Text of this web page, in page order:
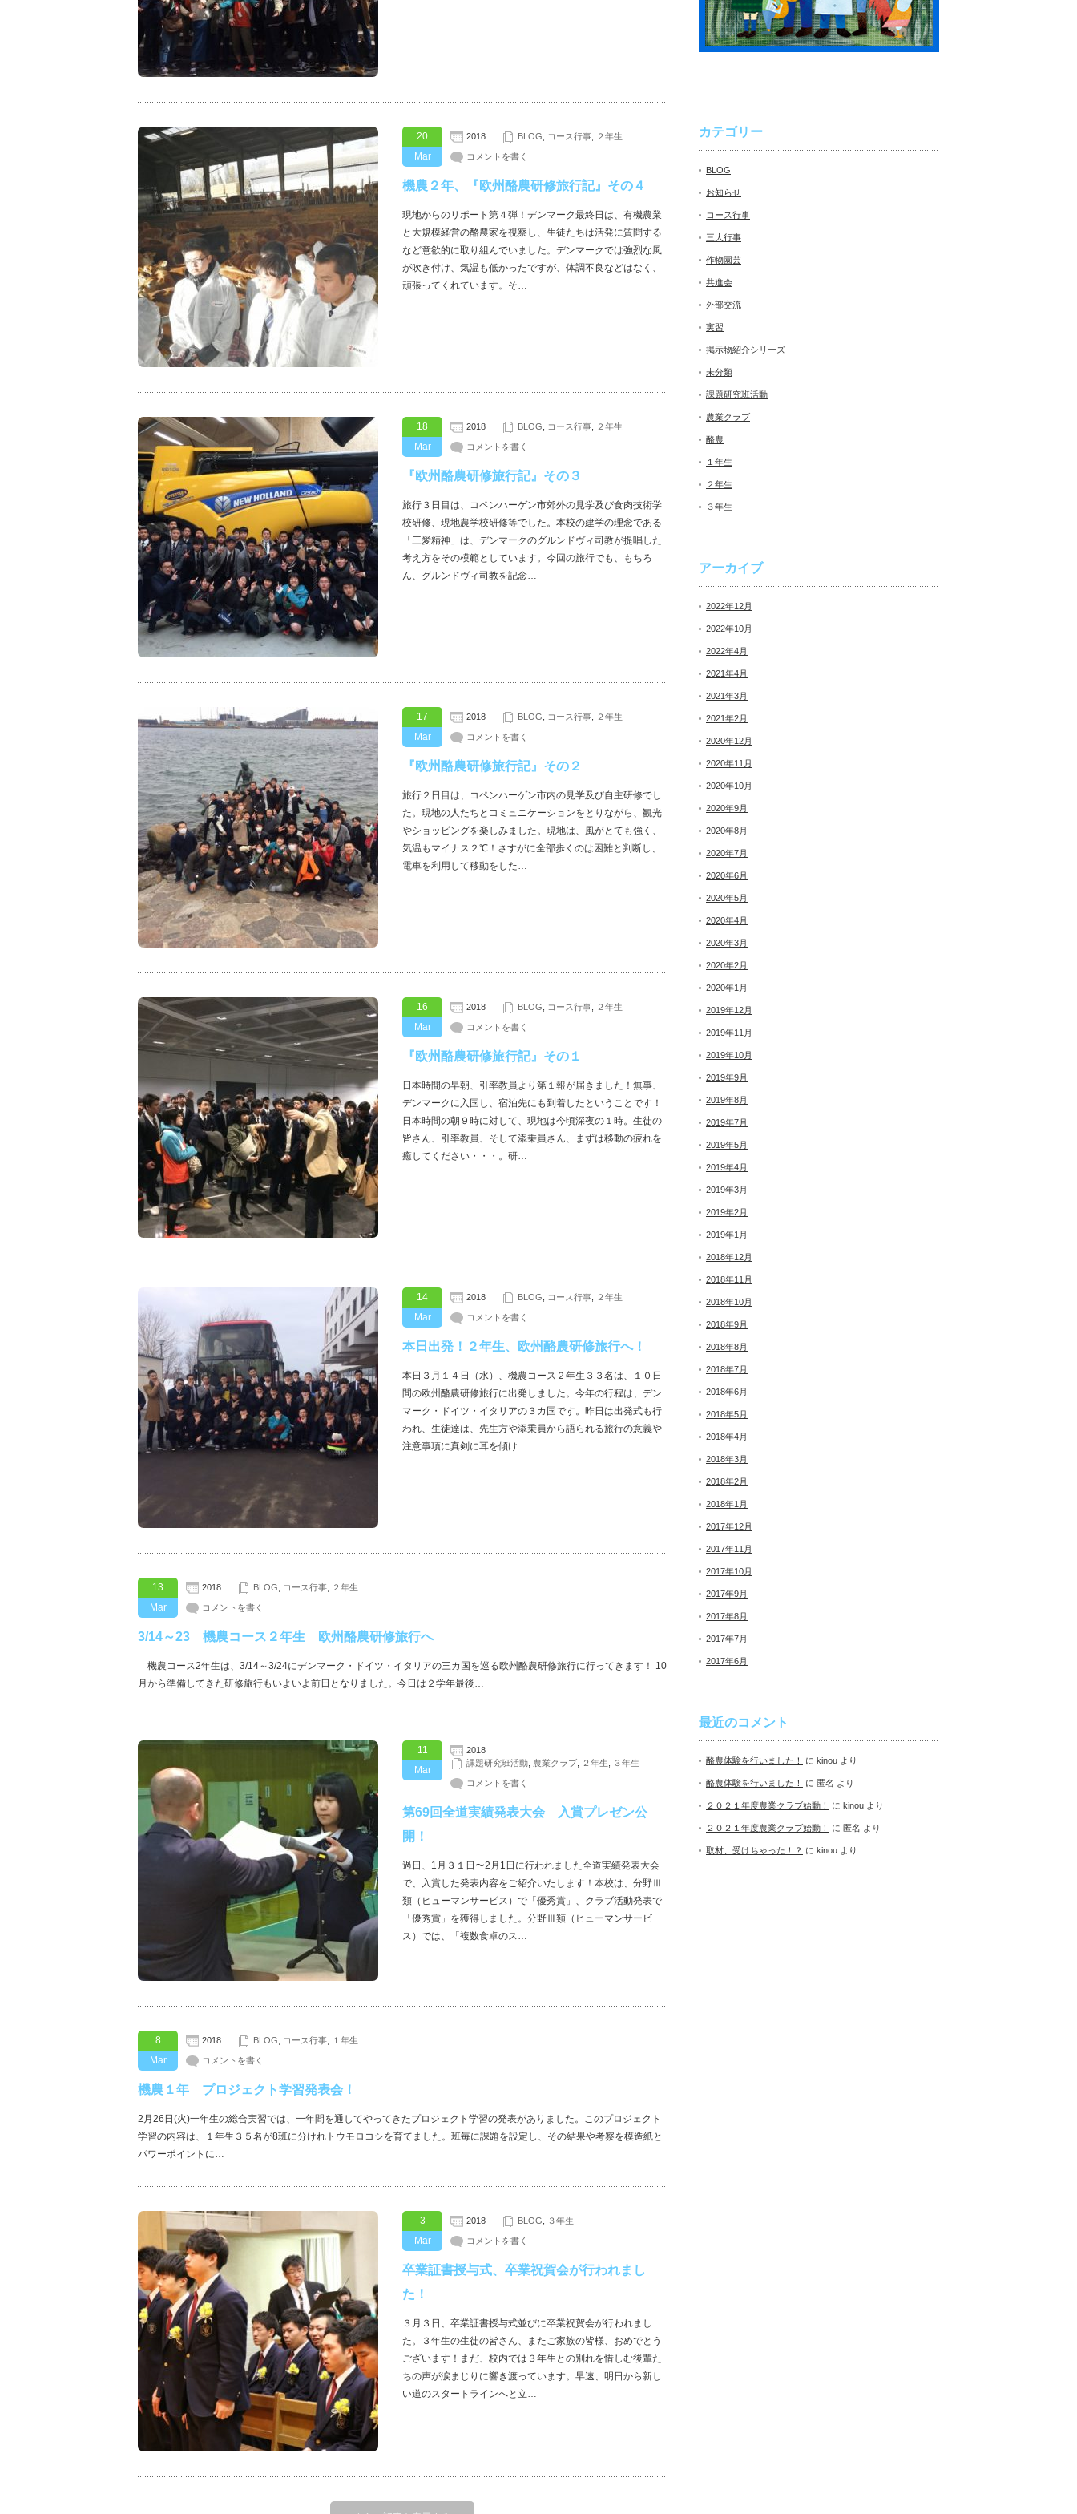
20
Mar
2018 BLOG コース行事 ２年生
コメントを書く
機農２年、『欧州酪農研修旅行記』その４
現地からのリポート第４弾！デンマーク最終日は、有機農業
と大規模経営の酪農家を視察し、生徒たちは活発に質問する
など意欲的に取り組んでいました。デンマークでは強烈な風
が吹き付け、気温も低かったですが、体調不良などはなく、
頑張ってくれています。そ…
18
Mar
2018 BLOG コース行事 ２年生
コメントを書く
『欧州酪農研修旅行記』その３
旅行３日目は、コペンハーゲン市郊外の見学及び食肉技術学
校研修、現地農学校研修等でした。本校の建学の理念である
「三愛精神」は、デンマークのグルンドヴィ司教が提唱した
考え方をその模範としています。今回の旅行でも、もちろ
ん、グルンドヴィ司教を記念…
17
Mar
2018 BLOG コース行事 ２年生
コメントを書く
『欧州酪農研修旅行記』その２
旅行２日目は、コペンハーゲン市内の見学及び自主研修でし
た。現地の人たちとコミュニケーションをとりながら、観光
やショッピングを楽しみました。現地は、風がとても強く、
気温もマイナス２℃！さすがに全部歩くのは困難と判断し、
電車を利用して移動をした…
16
Mar
2018 BLOG コース行事 ２年生
コメントを書く
『欧州酪農研修旅行記』その１
日本時間の早朝、引率教員より第１報が届きました！無事、
デンマークに入国し、宿泊先にも到着したということです！
日本時間の朝９時に対して、現地は今頃深夜の１時。生徒の
皆さん、引率教員、そして添乗員さん、まずは移動の疲れを
癒してください・・・。研…
14
Mar
2018 BLOG コース行事 ２年生
コメントを書く
本日出発！２年生、欧州酪農研修旅行へ！
本日３月１４日（水）、機農コース２年生３３名は、１０日
間の欧州酪農研修旅行に出発しました。今年の行程は、デン
マーク・ドイツ・イタリアの３カ国です。昨日は出発式も行
われ、生徒達は、先生方や添乗員から語られる旅行の意義や
注意事項に真剣に耳を傾け…
13
Mar
2018 BLOG コース行事 ２年生
コメントを書く
3/14～23 機農コース２年生 欧州酪農研修旅行へ
機農コース2年生は、3/14～3/24にデンマーク・ドイツ・イタリアの三カ国を巡る欧州酪農研修旅行に行ってきます！ 10
月から準備してきた研修旅行もいよいよ前日となりました。今日は２学年最後…
11
Mar
2018
課題研究班活動 農業クラブ ２年生 ３年生
コメントを書く
第69回全道実績発表大会 入賞プレゼン公
開！
過日、1月３１日〜2月1日に行われました全道実績発表大会
で、入賞した発表内容をご紹介いたします！本校は、分野Ⅲ
類（ヒューマンサービス）で「優秀賞」、クラブ活動発表で
「優秀賞」を獲得しました。分野Ⅲ類（ヒューマンサービ
ス）では、「複数食卓のス…
8
Mar
2018 BLOG コース行事 １年生
コメントを書く
機農１年 プロジェクト学習発表会！
2月26日(火)一年生の総合実習では、一年間を通してやってきたプロジェクト学習の発表がありました。このプロジェクト
学習の内容は、１年生３５名が8班に分けれトウモロコシを育てました。班毎に課題を設定し、その結果や考察を模造紙と
パワーポイントに…
3
Mar
2018 BLOG ３年生
コメントを書く
卒業証書授与式、卒業祝賀会が行われまし
た！
３月３日、卒業証書授与式並びに卒業祝賀会が行われまし
た。３年生の生徒の皆さん、またご家族の皆様、おめでとう
ございます！まだ、校内では３年生との別れを惜しむ後輩た
ちの声が涙まじりに響き渡っています。早速、明日から新し
い道のスタートラインへと立…
カテゴリー
BLOG
お知らせ
コース行事
三大行事
作物園芸
共進会
外部交流
実習
掲示物紹介シリーズ
未分類
課題研究班活動
農業クラブ
酪農
１年生
２年生
３年生
アーカイブ
2022年12月
2022年10月
2022年4月
2021年4月
2021年3月
2021年2月
2020年12月
2020年11月
2020年10月
2020年9月
2020年8月
2020年7月
2020年6月
2020年5月
2020年4月
2020年3月
2020年2月
2020年1月
2019年12月
2019年11月
2019年10月
2019年9月
2019年8月
2019年7月
2019年5月
2019年4月
2019年3月
2019年2月
2019年1月
2018年12月
2018年11月
2018年10月
2018年9月
2018年8月
2018年7月
2018年6月
2018年5月
2018年4月
2018年3月
2018年2月
2018年1月
2017年12月
2017年11月
2017年10月
2017年9月
2017年8月
2017年7月
2017年6月
最近のコメント
酪農体験を行いました！ に kinou より
酪農体験を行いました！ に 匿名 より
２０２１年度農業クラブ始動！ に kinou より
２０２１年度農業クラブ始動！ に 匿名 より
取材、受けちゃった！？ に kinou より